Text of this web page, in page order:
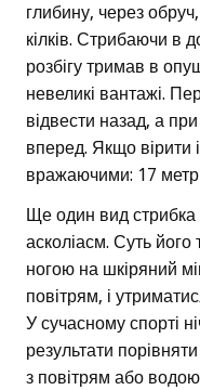
глибину, через
кілків. Стрибаючи в
розбігу тримав в
невеликі вантажі.
відвести назад, а
вперед. Якщо вірити
вражаючими: 17
Ще один вид стрибка
асколіасм. Суть його
ногою на шкіряний
повітрям, і
У сучасному спорті
результати
з повітрям або